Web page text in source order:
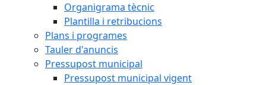
Organigrama tècnic
Plantilla i retribucions
Plans i programes
Tauler d'anuncis
Pressupost municipal
Pressupost municipal vigent